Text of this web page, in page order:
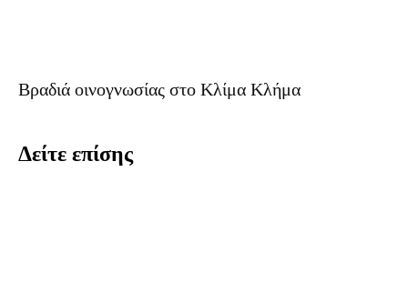
Βραδιά οινογνωσίας στο Κλίμα Κλήμα
Δείτε επίσης